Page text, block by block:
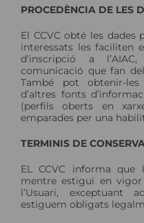
PROCEDÈNCIA DE LES
El CCVC obté les dades
interessats les faciliten
d’inscripció a
comunicació que fan
També pot obtenir-
d’altres fonts
(perfils oberts en
emparades per una
TERMINIS DE
EL CCVC informa que
mentre estigui en
l’Usuari, exceptuant
estiguem obligats